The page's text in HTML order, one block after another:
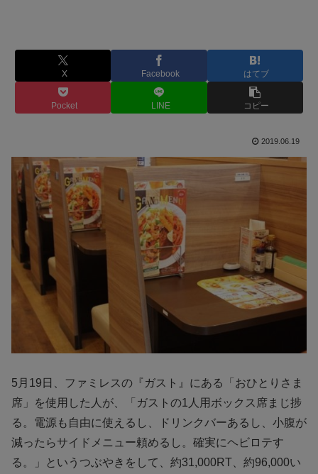
X Facebook はてブ
Pocket LINE コピー
2019.06.19
5月19日、ファミレスの『ガスト』にある「おひとりさま
席」を使用した人が、「ガストの1人用ボックス席まじ捗
る。電源も自由に使えるし、ドリンクバーあるし、小腹が
減ったらサイドメニュー頼めるし。確実にヘビロテす
る。」というつぶやきをして、約31,000RT、約96,000い